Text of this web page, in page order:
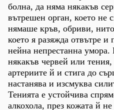
болна, да няма някакъв
вътрешен орган, което не
нямаше кръв, обриви,
което я разяжда отвътре и
нейна непрестанна умора.
някакъв червей или тения,
артериите й и стига до
настанява и изсмуква
Тенията е устойчива
алкохола, през кожата й